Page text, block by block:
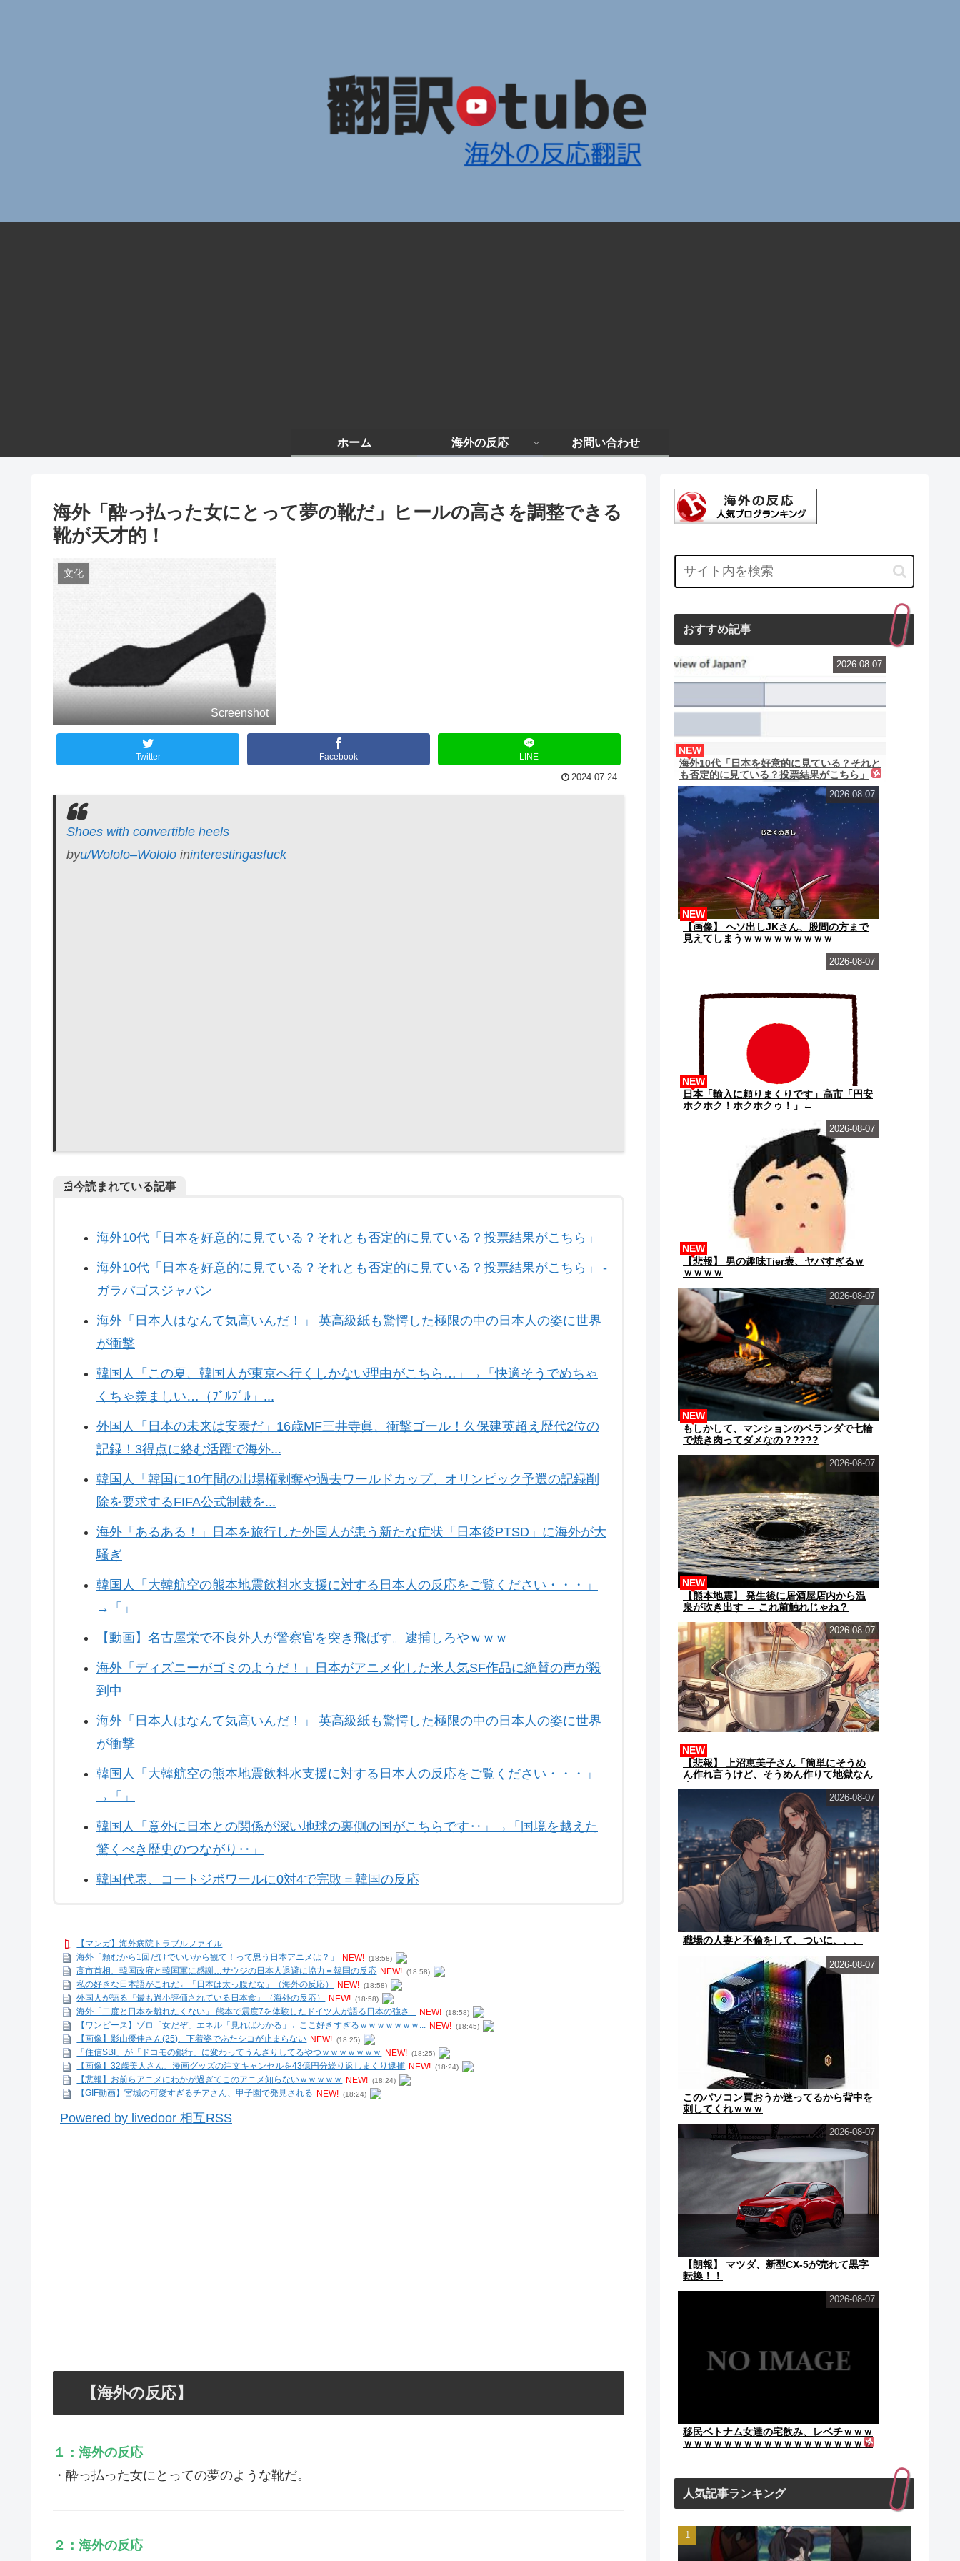
ホーム 海外の反応 お問い合わせ
海外「酔っ払った女にとって夢の靴だ」ヒールの高さを調整できる
靴が天才的！
文化
Screenshot
Twitter Facebook LINE
2024.07.24
Shoes with convertible heels
byu/Wololo–Wololo ininterestingasfuck
📰今読まれている記事
海外10代「日本を好意的に見ている？それとも否定的に見ている？投票結果がこちら」
海外10代「日本を好意的に見ている？それとも否定的に見ている？投票結果がこちら」 -
ガラパゴスジャパン
海外「日本人はなんて気高いんだ！」 英高級紙も驚愕した極限の中の日本人の姿に世界
が衝撃
韓国人「この夏、韓国人が東京へ行くしかない理由がこちら…」→「快適そうでめちゃ
くちゃ羨ましい…（ﾌﾞﾙﾌﾞﾙ」...
外国人「日本の未来は安泰だ」16歳MF三井寺眞、衝撃ゴール！久保建英超え歴代2位の
記録！3得点に絡む活躍で海外...
韓国人「韓国に10年間の出場権剥奪や過去ワールドカップ、オリンピック予選の記録削
除を要求するFIFA公式制裁を...
海外「あるある！」日本を旅行した外国人が患う新たな症状「日本後PTSD」に海外が大
騒ぎ
韓国人「大韓航空の熊本地震飲料水支援に対する日本人の反応をご覧ください・・・」
→「」
【動画】名古屋栄で不良外人が警察官を突き飛ばす。逮捕しろやｗｗｗ
海外「ディズニーがゴミのようだ！」日本がアニメ化した米人気SF作品に絶賛の声が殺
到中
海外「日本人はなんて気高いんだ！」 英高級紙も驚愕した極限の中の日本人の姿に世界
が衝撃
韓国人「大韓航空の熊本地震飲料水支援に対する日本人の反応をご覧ください・・・」
→「」
韓国人「意外に日本との関係が深い地球の裏側の国がこちらです‥」→「国境を越えた
驚くべき歴史のつながり‥」
韓国代表、コートジボワールに0対4で完敗＝韓国の反応
【マンガ】海外病院トラブルファイル
海外「頼むから1回だけでいいから観て！って思う日本アニメは？」
NEW! (18:58)
高市首相、韓国政府と韓国軍に感謝…サウジの日本人退避に協力＝韓国の反応 NEW! (18:58)
私の好きな日本語がこれだ←「日本は太っ腹だな」（海外の反応） NEW! (18:58)
外国人が語る『最も過小評価されている日本食』（海外の反応） NEW! (18:58)
海外「二度と日本を離れたくない」 熊本で震度7を体験したドイツ人が語る日本の強さ... NEW! (18:58)
【ワンピース】ゾロ「女だぞ」エネル「見ればわかる」←ここ好きすぎるｗｗｗｗｗｗｗ... NEW! (18:45)
【画像】影山優佳さん(25)、下着姿であたシコが止まらない NEW! (18:25)
「住信SBI」が「ドコモの銀行」に変わってうんざりしてるやつｗｗｗｗｗｗｗ NEW! (18:25)
【画像】32歳美人さん、漫画グッズの注文キャンセルを43億円分繰り返しまくり逮捕 NEW! (18:24)
【悲報】お前らアニメにわかが過ぎてこのアニメ知らないｗｗｗｗｗ NEW! (18:24)
【GIF動画】宮城の可愛すぎるチアさん、甲子園で発見される NEW! (18:24)
Powered by livedoor 相互RSS
【海外の反応】
１：海外の反応
・酔っ払った女にとっての夢のような靴だ。
２：海外の反応
おすすめ記事
海外10代「日本を好意的に見ている？それと
も否定的に見ている？投票結果がこちら」
NEW
2026-08-07
【画像】 ヘソ出しJKさん、股間の方まで
見えてしまうｗｗｗｗｗｗｗｗｗ
NEW
2026-08-07
日本「輸入に頼りまくりです」高市「円安
ホクホク！ホクホクゥ！」←
NEW
2026-08-07
【悲報】 男の趣味Tier表、ヤバすぎるｗ
ｗｗｗｗ
NEW
2026-08-07
もしかして、マンションのベランダで七輪
で焼き肉ってダメなの？????
NEW
2026-08-07
【熊本地震】 発生後に居酒屋店内から温
泉が吹き出す ← これ前触れじゃね？
NEW
2026-08-07
【悲報】 上沼恵美子さん「簡単にそうめ
ん作れ言うけど、そうめん作りて地獄なん
NEW
2026-08-07
職場の人妻と不倫をして、ついに、、、
2026-08-07
このパソコン買おうか迷ってるから背中を
刺してくれｗｗｗ
2026-08-07
【朗報】 マツダ、新型CX-5が売れて黒字
転換！！
2026-08-07
移民ベトナム女達の宅飲み、レベチｗｗｗ
ｗｗｗｗｗｗｗｗｗｗｗｗｗｗｗｗｗｗｗ
2026-08-07
人気記事ランキング